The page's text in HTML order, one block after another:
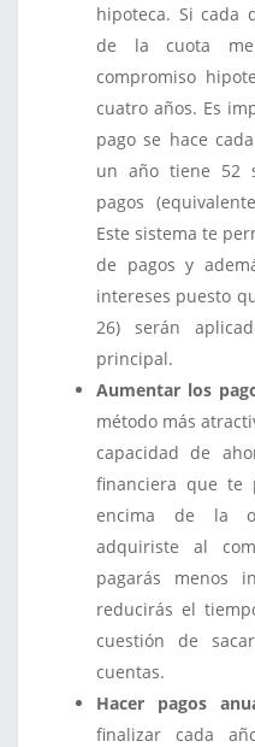
hipoteca. Si cada
de la cuota
compromiso
cuatro años. Es
pago se hace
un año tiene 52
pagos
Este sistema te
de pagos y
intereses puesto
26) serán
principal.
Aumentar los
método más
capacidad de
financiera que te
encima de la
adquiriste al
pagarás menos
reducirás el
cuestión de
cuentas.
Hacer pagos
finalizar cada